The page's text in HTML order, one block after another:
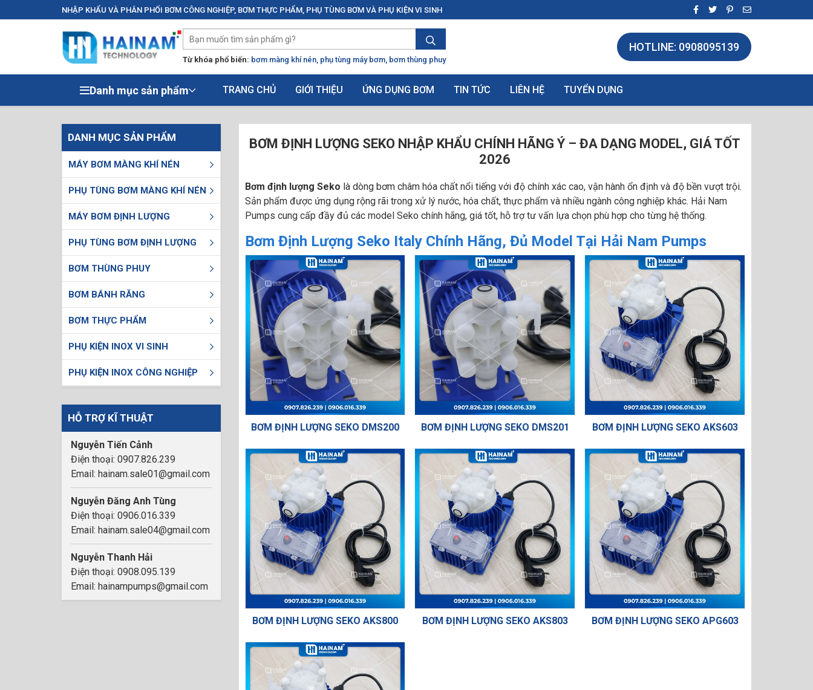
NHẬP KHẨU VÀ PHÂN PHỐI BƠM CÔNG NGHIỆP, BƠM THỰC PHẨM, PHỤ TÙNG BƠM VÀ PHỤ KIỆN VI SINH
Từ khóa phổ biến: bơm màng khí nén phụ tùng máy bơm bơm thùng phuy
HOTLINE: 0908095139
Danh mục sản phẩm TRANG CHỦ GIỚI THIỆU ỨNG DỤNG BƠM TIN TỨC LIÊN HỆ TUYỂN DỤNG
DANH MỤC SẢN PHẨM
MÁY BƠM MÀNG KHÍ NÉN
PHỤ TÙNG BƠM MÀNG KHÍ NÉN
MÁY BƠM ĐỊNH LƯỢNG
PHỤ TÙNG BƠM ĐỊNH LƯỢNG
BƠM THÙNG PHUY
BƠM BÁNH RĂNG
BƠM THỰC PHẨM
PHỤ KIỆN INOX VI SINH
PHỤ KIỆN INOX CÔNG NGHIỆP
HỖ TRỢ KĨ THUẬT
Nguyễn Tiến Cảnh
Điện thoại: 0907.826.239
Email: hainam.sale01@gmail.com
Nguyễn Đăng Anh Tùng
Điện thoại: 0906.016.339
Email: hainam.sale04@gmail.com
Nguyễn Thanh Hải
Điện thoại: 0908.095.139
Email: hainampumps@gmail.com
BƠM ĐỊNH LƯỢNG SEKO NHẬP KHẨU CHÍNH HÃNG Ý – ĐA DẠNG MODEL, GIÁ TỐT
2026
Bơm định lượng Seko là dòng bơm châm hóa chất nổi tiếng với độ chính xác cao, vận hành ổn định và độ bền vượt trội.
Sản phẩm được ứng dụng rộng rãi trong xử lý nước, hóa chất, thực phẩm và nhiều ngành công nghiệp khác. Hải Nam
Pumps cung cấp đầy đủ các model Seko chính hãng, giá tốt, hỗ trợ tư vấn lựa chọn phù hợp cho từng hệ thống.
Bơm Định Lượng Seko Italy Chính Hãng, Đủ Model Tại Hải Nam Pumps
BƠM ĐỊNH LƯỢNG SEKO DMS200 BƠM ĐỊNH LƯỢNG SEKO DMS201 BƠM ĐỊNH LƯỢNG SEKO AKS603
BƠM ĐỊNH LƯỢNG SEKO AKS800 BƠM ĐỊNH LƯỢNG SEKO AKS803 BƠM ĐỊNH LƯỢNG SEKO APG603